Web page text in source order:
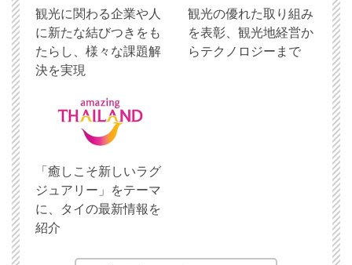
観光に関わる企業や人
に新たな結びつきをも
たらし、様々な課題解
決を実現
観光の優れた取り組み
を表彰、観光地経営か
らテクノロジーまで
「癒しこそ新しいラグ
ジュアリー」をテーマ
に、タイの最新情報を
紹介